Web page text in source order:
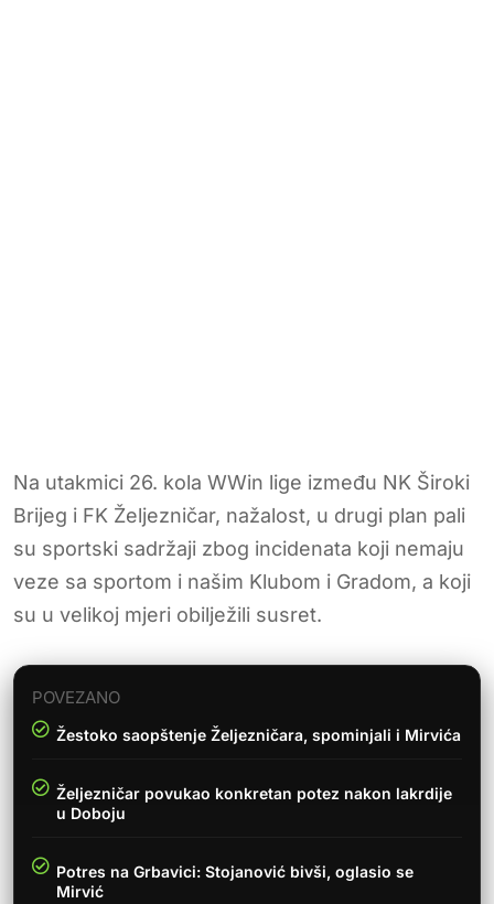
Na utakmici 26. kola WWin lige između NK Široki
Brijeg i FK Željezničar, nažalost, u drugi plan pali
su sportski sadržaji zbog incidenata koji nemaju
veze sa sportom i našim Klubom i Gradom, a koji
su u velikoj mjeri obilježili susret.
POVEZANO
Žestoko saopštenje Željezničara, spominjali i Mirvića
Željezničar povukao konkretan potez nakon lakrdije
u Doboju
Potres na Grbavici: Stojanović bivši, oglasio se
Mirvić